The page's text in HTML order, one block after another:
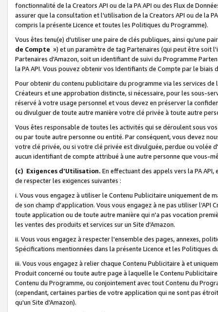
fonctionnalité de la Creators API ou de la PA API ou des Flux de
assurer que la consultation et l'utilisation de la Creators API ou de la
compris la présente Licence et toutes les Politiques du Programme).
Vous êtes tenu(e) d'utiliser une paire de clés publiques, ainsi qu'une
de Compte ») et un paramètre de tag Partenaires (qui peut être soit
Partenaires d'Amazon, soit un identifiant de suivi du Programme
la PA API. Vous pouvez obtenir vos Identifiants de Compte par le biais
Pour obtenir du contenu publicitaire du programme via les services
Créateurs et une approbation distincte, si nécessaire, pour les sous-
réservé à votre usage personnel et vous devez en préserver la
ou divulguer de toute autre manière votre clé privée à toute autre
Vous êtes responsable de toutes les activités qui se déroulent sous
ou par toute autre personne ou entité. Par conséquent, vous devez
votre clé privée, ou si votre clé privée est divulguée, perdue ou volée
aucun identifiant de compte attribué à une autre personne que vous-
(c) Exigences d'Utilisation. En effectuant des appels vers la PA
de respecter les exigences suivantes :
i. Vous vous engagez à utiliser le Contenu Publicitaire uniquement de
de son champ d'application. Vous vous engagez à ne pas utiliser l’API
toute application ou de toute autre manière qui n'a pas vocation
les ventes des produits et services sur un Site d'Amazon.
ii. Vous vous engagez à respecter l'ensemble des pages, annexes,
Spécifications mentionnées dans la présente Licence et les Politiques
iii. Vous vous engagez à relier chaque Contenu Publicitaire à et
Produit concerné ou toute autre page à laquelle le Contenu
Contenu du Programme, ou conjointement avec tout Contenu du
(cependant, certaines parties de votre application qui ne sont pas
qu'un Site d'Amazon).